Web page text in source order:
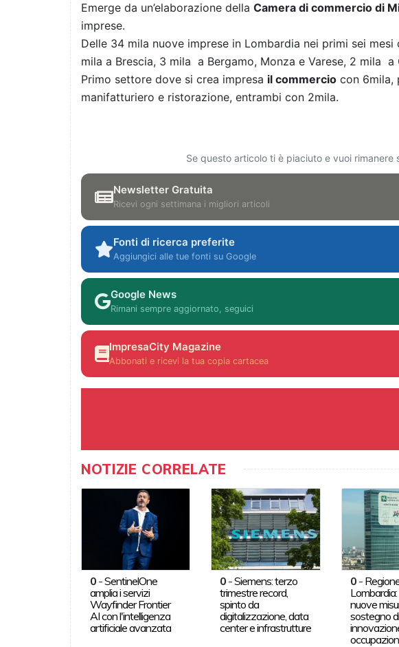
Emerge da un’elaborazione della Camera di commercio di
imprese.
Delle 34 mila nuove imprese in Lombardia nei primi sei mesi
mila a Brescia, 3 mila a Bergamo, Monza e Varese, 2 mila a
Primo settore dove si crea impresa il commercio con 6mila,
manifatturiero e ristorazione, entrambi con 2mila.
Se questo articolo ti è piaciuto e vuoi rimanere
Newsletter Gratuita
Ricevi ogni settimana i migliori articoli
Fonti di ricerca preferite
Aggiungici alle tue fonti su Google
Google News
Rimani sempre aggiornato, seguici
ImpresaCity Magazine
Abbonati e ricevi la tua copia cartacea
NOTIZIE CORRELATE
0-SentinelOne
amplia i servizi
Wayfinder Frontier
AI con l'intelligenza
artificiale avanzata
0 -Siemens: terzo
trimestre record,
spinto da
digitalizzazione, data
center e infrastrutture
0-
Lombardia:
nuove
sostegno